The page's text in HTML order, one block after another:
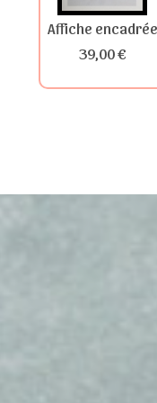
Affiche encadrée
39,00 €